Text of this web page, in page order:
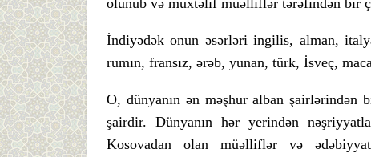
İndiyədək onun əsərləri ingilis, alman,
rumın, fransız, ərəb, yunan, türk, İsveç,
O, dünyanın ən məşhur alban şairlərindən
şairdir. Dünyanın hər yerindən
Kosovadan olan müəlliflər və